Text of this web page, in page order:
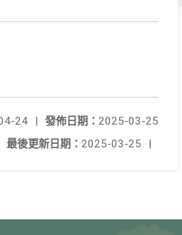
發佈日期： 2025-03-25
24
|
最後更新日期： 2025-03-25 |